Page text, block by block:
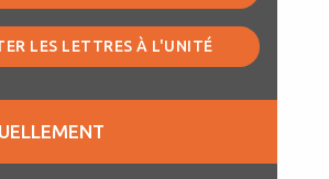
LES LETTRES À L'UNITÉ